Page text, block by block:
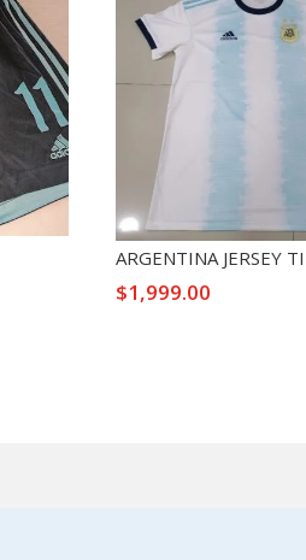
ARGENTINA JERSEY
$1,999.00